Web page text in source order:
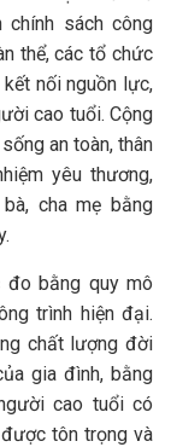
sách công
thể, các tổ chức
nối nguồn lực,
cao tuổi. Cộng
an toàn, thân
yêu thương,
cha mẹ bằng
bằng quy mô
trình hiện đại.
chất lượng đời
gia đình, bằng
cao tuổi có
tôn trọng và